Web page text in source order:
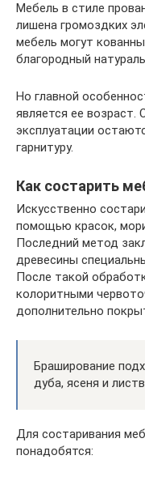
Мебель в стиле
лишена громоздких
мебель могут
благородный
Но главной
является ее возраст.
эксплуатации
гарнитуру.
Как состарить
Искусственно
помощью красок,
Последний метод
древесины
После такой
колоритными
дополнительно
Браширование
дуба, ясеня и
Для состаривания
понадобятся: